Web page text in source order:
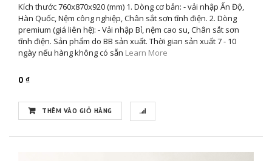
Kích thước 760x870x920 (mm) 1. Dòng cơ bản: - vải nhập Ấn Độ,
Hàn Quốc, Nệm công nghiệp, Chân sắt sơn tĩnh điện. 2. Dòng
premium (giá liên hệ): - Vải nhập Bỉ, nệm cao su, Chân sắt sơn
tĩnh điện. Sản phẩm do BB sản xuất. Thời gian sản xuất 7 - 10
ngày nếu hàng không có sẵn Learn More
0 ₫
THÊM VÀO GIỎ HÀNG